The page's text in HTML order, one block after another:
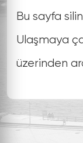
Bu sayfa
Ulaşmaya
üzerinden